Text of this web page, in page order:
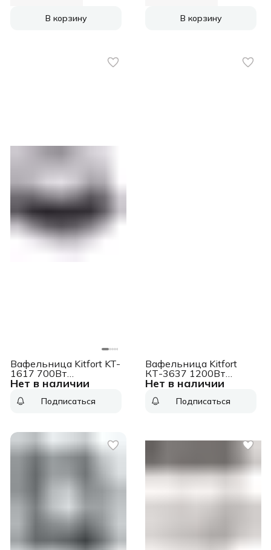
В корзину В корзину
Нет в наличии
Вафельница Kitfort KT-
1617 700Вт
серебристый/черный
Подписаться
Нет в наличии
Вафельница Kitfort
КТ-3637 1200Вт
бежевый/серебристый
Подписаться